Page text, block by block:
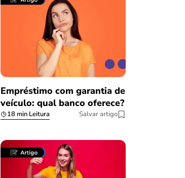
Achei muito rápido,
burocracia
Comentário retirado da nossa
08/03/2023
Empréstimo com garantia de
veículo: qual banco oferece?
18 min Leitura Salvar artigo